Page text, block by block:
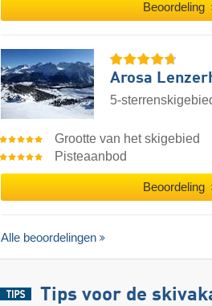
Beoordeling
Arosa
5-
Grootte van het skigebied
Pisteaanbod
Beoordeling
Alle beoordelingen
Tips voor de